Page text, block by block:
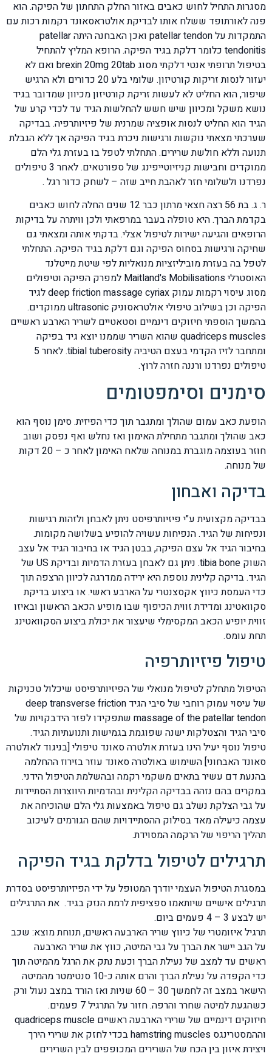
מסגרות התחיל לחוש כאבים באזור החלק התחתון של הפיקה. הוא
פנה לאורתופד ששלח אותו לבדיקת אולטראסאונד רקמות רכות עם
התמקדות על patellar tendon ואכן האבחנה היתה patellar
tendonitis כלומר דלקת בגיד הפיקה. הרופא המליץ להתחיל
בטיפול תרופתי אנטי דלקתי מסוג brexin 20mg 20tab ואם לא
יעזור לנסות זריקות קורטיזון. שלומי בלע 20 כדורים ולא הרגיש
שיפור, הוא החליט לא לעשות זריקת קורטיזון מכיוון שמדובר בגיד
נושא משקל ומכיוון שיש חשש להחלשות הגיד עד לכדי קרע של
הגיד הוא החליט לנסות אופציה שמרנית של פיזיותרפיה. בבדיקה
שערכתי מצאתי נוקשות ורגישות ניכרת בגיד הפיקה אך ללא הגבלת
תנועה וללא חולשת שרירים. התחלתי לטפל בו בעזרת גלי הלם
ממוקדים וחבישות קניזיוטייפינג של ספורטאים. לאחר 3 טיפולים
נפרדנו ולשלומי חזר לאהבת חייב שזה – לשחק כדור רגל .
ר. ג. בת 56 רצה חצאי מרתון כבר 12 שנים החלה לחוש כאבים
בקדמת הברך. היא טופלה בעבר במרפאתי ולכן וויתרה על בדיקות
הרופאים והגיעה ישירות לטיפול אצלי. בדקתי אותה ומצאתי גם
שחיקה ורגישות בסחוס הפיקה וגם דלקת בגיד הפיקה. התחלתי
לטפל בה בעזרת מוביליזציות מנואליות לפי שיטת מייטלנד
האוסטרלי Maitland's Mobilisations למפרק הפיקה וטיפולים
מסוג עיסוי רקמות עמוק deep friction massage cyriax לגיד
הפיקה וכן בשילוב טיפולי אולטראסוניק ultrasonic ממוקדים.
בהמשך הוספתי חיזוקים דינמיים וסטאטיים לשריר הארבע ראשיים
quadriceps muscles שהוא השריר שממנו יוצא גיד בפיקה
ומתחבר לזיז הקדמי בעצם הטיביה tibial tuberosity. לאחר 5
טיפולים נפרדנו ורננה חזרה לרוץ.
סימנים וסימפטומים
הופעת כאב עמום שהולך ומתגבר תוך כדי הפיזית. סימן נוסף הוא
כאב שהולך ומתגבר מתחילת האימון ואז נחלש ואף נפסק ושוב
חוזר בעוצמה מוגברת במנוחה שלאח האימון לאחר כ – 20 דקות
של מנוחה.
בדיקה ואבחון
בבדיקה מקצועית ע"י פיזיותרפיסט ניתן לאבחן ולזהות רגישות
ונפיחות של הגיד. הנפיחות עשויה להופיע בשלושה מקומות.
בחיבור הגיד אל עצם הפיקה, בבטן הגיד או בחיבור הגיד אל עצב
השוק tibia bone. ניתן גם לאבחן בעזרת הדמיות ובדיקת US של
הגיד. בדיקה קלינית נוספת היא ירידה ממדרגה לכיוון הרצפה תוך
כדי העמסת כיווץ אקסצנטרי על הארבע ראשי. או ביצוע בדיקת
סקוואטינג ומדידת זווית הכיפוף שבו מופיע הכאב הראשון ובאיזו
זווית יופיע הכאב המקסימלי שיעצור את יכולת ביצוע הסקוואטינג
תחת עומס.
טיפול פיזיותרפיה
הטיפול מתחלק לטיפול מנואלי של הפיזיותרפיסט שיכלול טכניקות
של עיסוי עמוק רוחבי של סיבי הגיד deep transverse friction
massage of the patellar tendon שתפקידו לפזר הידבקויות של
סיבי הגיד והצטלקות ישנה שפוגמת בגמישות ותנועתיות הגיד.
טיפול נוסף יעיל הינו בעזרת אולטרה סאונד טיפולי [בניגוד לאולטרה
סאונד האבחוני] השימוש באולטרה סאונד עוזר בזירוז ההחלמה
בהנעת דם עשיר בתאים משקמי רקמה ובהשלמת הטיפול הידני.
במקרים בהם נזהה בבדיקה הקלינית ובהדמיות היווצרות הסתיידות
על גבי הצלקת נשלב גם טיפול באמצעות גלי הלם שהוכיחה את
עצמה כיעילה מאד בסילוק ההסתיידויות שהם הגורמים לעיכוב
תהליך הריפוי של הרקמה המסוידת.
תרגילים לטיפול בדלקת בגיד הפיקה
במסגרת הטיפול העצמי יודרך המטופל על ידי הפיזיותרפיסט בסדרת
תרגילים אישיים שיותאמו ספציפית לרמת הנזק בגיד. את התרגילים
יש לבצע 3 – 4 פעמים ביום.
תרגיל איזומטרי של כיווץ שריר הארבעה ראשים, תנוחת מוצא: שכב
על הגב יישר את הברך על גבי המיטה, כווץ את שריר הארבעה
ראשים עד למצב של נעילת הברך וכעת נתק את הרגל מהמיטה תוך
כדי הקפדה על נעילת הברך והרם אותה כ-10 סנטימטר מהמיטה
הישאר במצב זה לחמשך 30 – 60 שניות ואז הורד במצב נעול ורק
כשהגעת למיטה שחרר והרפה. חזור על התרגיל 7 פעמים.
חיזוקים דינמיים של שרירי הארבעה ראשיים quadriceps muscle
וההמסטרינגס hamstring muscles בכדי לחזק את שרירי הירך
ויצירת איזון בין הכח של השרירים המכופפים לבין השרירים